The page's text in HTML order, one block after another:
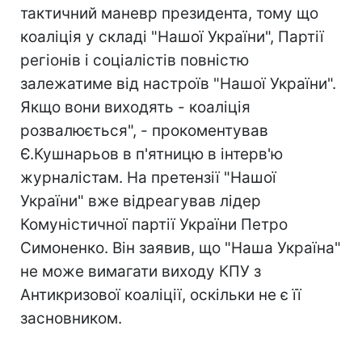
тактичний маневр президента, тому що
коаліція у складі "Нашої України", Партії
регіонів і соціалістів повністю
залежатиме від настроїв "Нашої України".
Якщо вони виходять - коаліція
розвалюється", - прокоментував
Є.Кушнарьов в п'ятницю в інтерв'ю
журналістам. На претензії "Нашої
України" вже відреагував лідер
Комуністичної партії України Петро
Симоненко. Він заявив, що "Наша Україна"
не може вимагати виходу КПУ з
Антикризової коаліції, оскільки не є її
засновником.